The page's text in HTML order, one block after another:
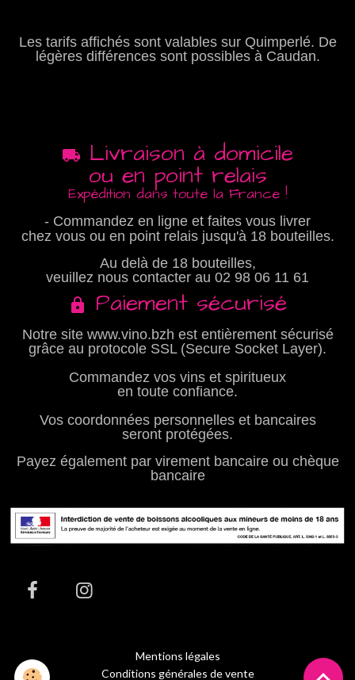
Les tarifs affichés sont valables sur Quimperlé. De
légères différences sont possibles à Caudan.
Livraison à domicile
ou en point relais
Expédition dans toute la France !
- Commandez en ligne et faites vous livrer
chez vous ou en point relais jusqu'à 18 bouteilles.
Au delà de 18 bouteilles,
veuillez nous contacter au 02 98 06 11 61
Paiement sécurisé
Notre site www.vino.bzh est entièrement sécurisé
grâce au protocole SSL (Secure Socket Layer).
Commandez vos vins et spiritueux
en toute confiance.
Vos coordonnées personnelles et bancaires
seront protégées.
Payez également par virement bancaire ou chèque
bancaire
Mentions légales
Conditions générales de vente